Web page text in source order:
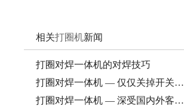
相关打圈机新闻
打圈对焊一体机的对焊技巧
打圈对焊一体机 — 仅仅关掉开关…
打圈对焊一体机 — 深受国内外客…